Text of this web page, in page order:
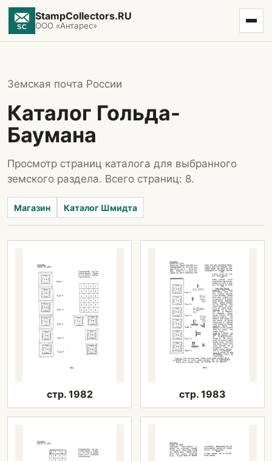
StampCollectors.RU
ООО «Антарес»
Земская почта России
Каталог Гольда-
Баумана
Просмотр страниц каталога для выбранного
земского раздела. Всего страниц: 8.
Магазин Каталог Шмидта
стр. 1982 стр. 1983